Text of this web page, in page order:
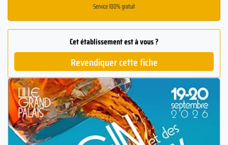
Service 100% gratuit
Cet établissement est à vous ?
Revendiquer cette fiche